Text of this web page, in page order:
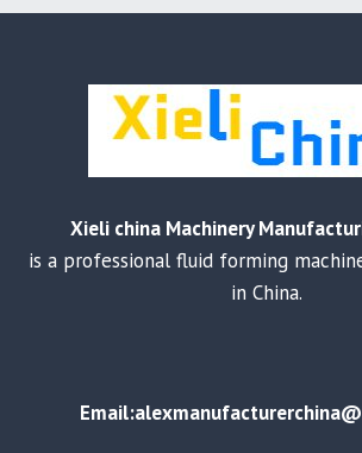
Xieli china Machinery
is a professional fluid forming
in China.